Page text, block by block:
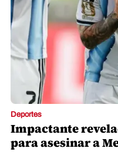
Deportes
Impactante
para asesinar a